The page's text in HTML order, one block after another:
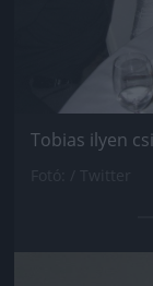
Tobias ilyen